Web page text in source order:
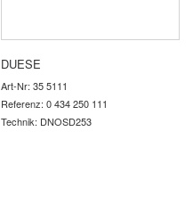
DUESE
Art-Nr: 35 5111
Referenz: 0 434 250 111
Technik: DNOSD253